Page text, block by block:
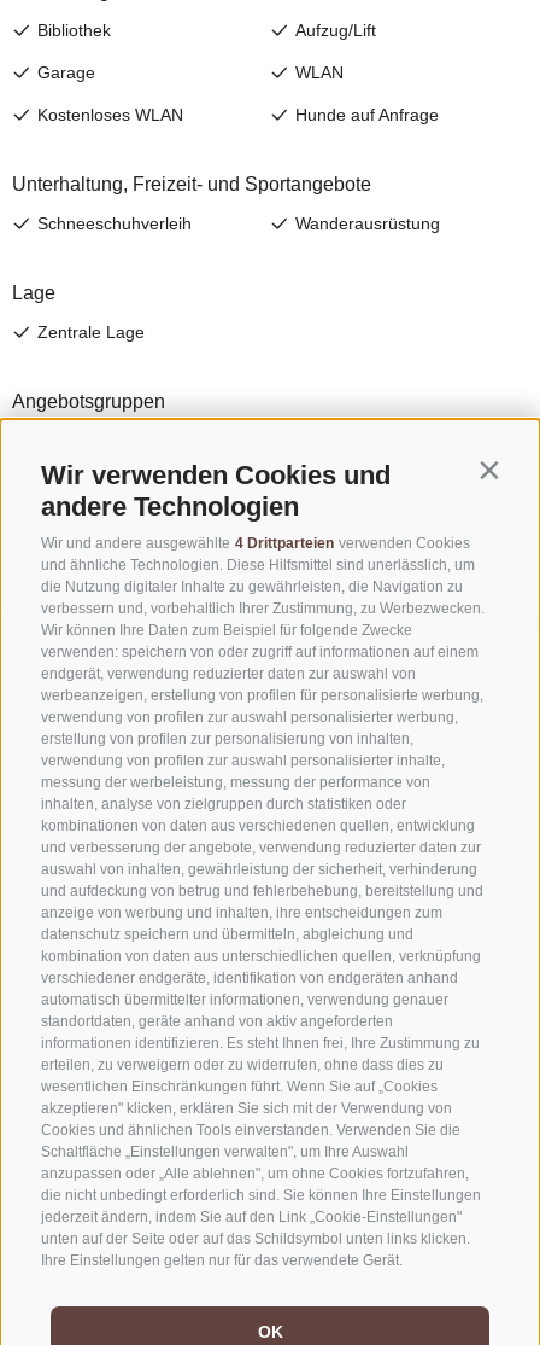
Wir verwenden Cookies und
andere Technologien
Wir und andere ausgewählte 4 Drittparteien verwenden Cookies
und ähnliche Technologien. Diese Hilfsmittel sind unerlässlich, um
die Nutzung digitaler Inhalte zu gewährleisten, die Navigation zu
verbessern und, vorbehaltlich Ihrer Zustimmung, zu Werbezwecken.
Wir können Ihre Daten zum Beispiel für folgende Zwecke
verwenden: speichern von oder zugriff auf informationen auf einem
endgerät, verwendung reduzierter daten zur auswahl von
werbeanzeigen, erstellung von profilen für personalisierte werbung,
verwendung von profilen zur auswahl personalisierter werbung,
erstellung von profilen zur personalisierung von inhalten,
verwendung von profilen zur auswahl personalisierter inhalte,
messung der werbeleistung, messung der performance von
inhalten, analyse von zielgruppen durch statistiken oder
kombinationen von daten aus verschiedenen quellen, entwicklung
und verbesserung der angebote, verwendung reduzierter daten zur
auswahl von inhalten, gewährleistung der sicherheit, verhinderung
und aufdeckung von betrug und fehlerbehebung, bereitstellung und
anzeige von werbung und inhalten, ihre entscheidungen zum
datenschutz speichern und übermitteln, abgleichung und
kombination von daten aus unterschiedlichen quellen, verknüpfung
verschiedener endgeräte, identifikation von endgeräten anhand
automatisch übermittelter informationen, verwendung genauer
standortdaten, geräte anhand von aktiv angeforderten
informationen identifizieren. Es steht Ihnen frei, Ihre Zustimmung zu
erteilen, zu verweigern oder zu widerrufen, ohne dass dies zu
wesentlichen Einschränkungen führt. Wenn Sie auf „Cookies
akzeptieren" klicken, erklären Sie sich mit der Verwendung von
Cookies und ähnlichen Tools einverstanden. Verwenden Sie die
Schaltfläche „Einstellungen verwalten", um Ihre Auswahl
anzupassen oder „Alle ablehnen", um ohne Cookies fortzufahren,
die nicht unbedingt erforderlich sind. Sie können Ihre Einstellungen
jederzeit ändern, indem Sie auf den Link „Cookie-Einstellungen"
unten auf der Seite oder auf das Schildsymbol unten links klicken.
Ihre Einstellungen gelten nur für das verwendete Gerät.
OK
KONTAKTIERE UNS
+39 0472 765325
info@sterzing.com
NEWSLETTER
Bleib am Laufenden
Newsletter Anmelden